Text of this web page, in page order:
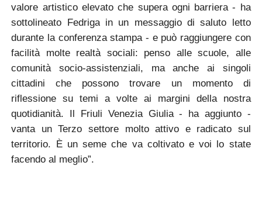
valore artistico elevato che supera ogni barriera - ha
sottolineato Fedrigain un messaggio di saluto letto
durante la conferenza stampa - e può raggiungere con
facilità molte realtà sociali: penso alle scuole, alle
comunità socio-assistenziali, ma anche ai singoli
cittadini che possono trovare un momento di
riflessione su temi a volte ai margini della nostra
quotidianità. Il Friuli Venezia Giulia - ha aggiunto -
vanta un Terzo settore molto attivo e radicato sul
territorio. È un seme che va coltivato e voi lo state
facendo al meglio”.